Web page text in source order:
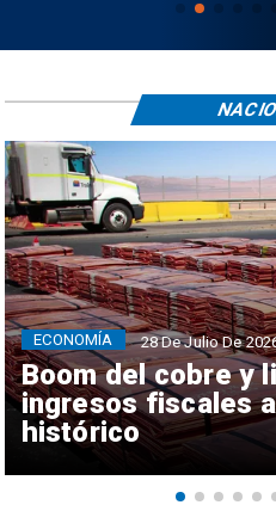
Boom del cobre y
ingresos fiscales
histórico
ECONOMÍA 28 De Julio De